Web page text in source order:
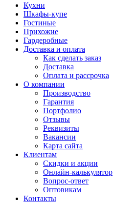
Кухни
Шкафы-купе
Гостиные
Прихожие
Гардеробные
Доставка и оплата
Как сделать заказ
Доставка
Оплата и рассрочка
О компании
Производство
Гарантия
Портфолио
Отзывы
Реквизиты
Вакансии
Карта сайта
Клиентам
Скидки и акции
Онлайн-калькулятор
Вопрос-ответ
Оптовикам
Контакты